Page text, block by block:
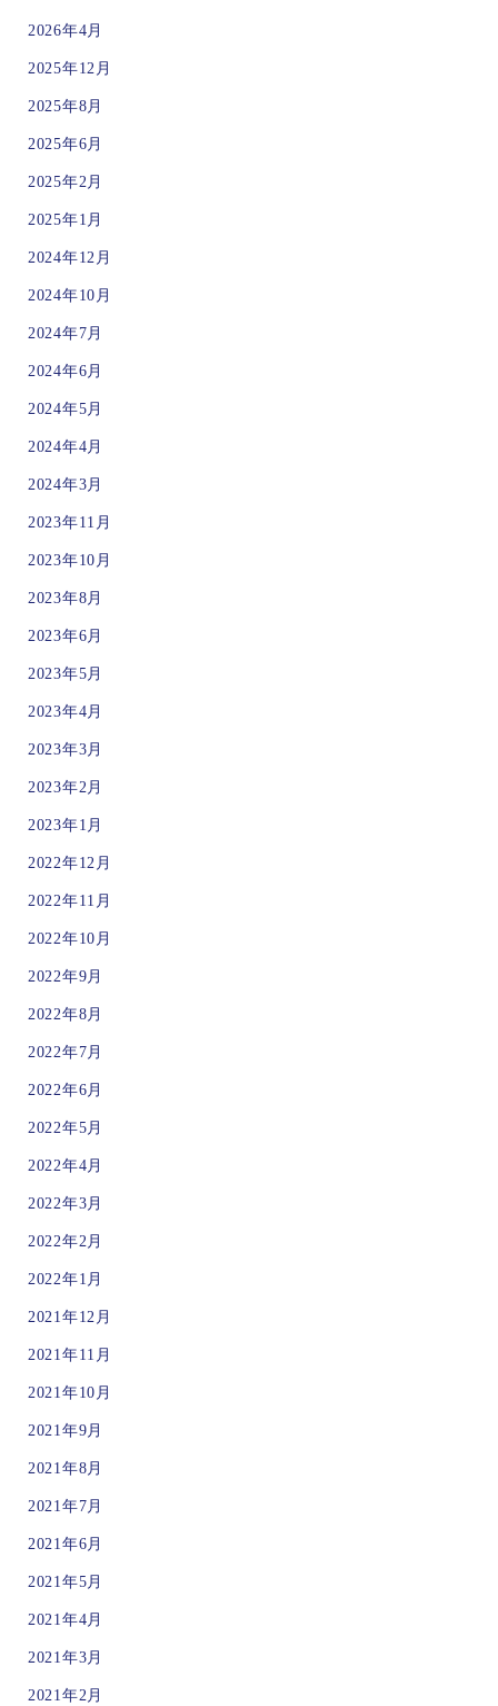
2026年4月
2025年12月
2025年8月
2025年6月
2025年2月
2025年1月
2024年12月
2024年10月
2024年7月
2024年6月
2024年5月
2024年4月
2024年3月
2023年11月
2023年10月
2023年8月
2023年6月
2023年5月
2023年4月
2023年3月
2023年2月
2023年1月
2022年12月
2022年11月
2022年10月
2022年9月
2022年8月
2022年7月
2022年6月
2022年5月
2022年4月
2022年3月
2022年2月
2022年1月
2021年12月
2021年11月
2021年10月
2021年9月
2021年8月
2021年7月
2021年6月
2021年5月
2021年4月
2021年3月
2021年2月